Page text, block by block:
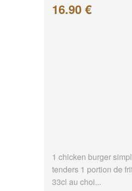
16.90 €
1 chicken burger
tenders 1 portion de
33cl au choi...